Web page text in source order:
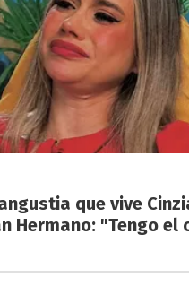
que vive
Hermano: "Tengo el